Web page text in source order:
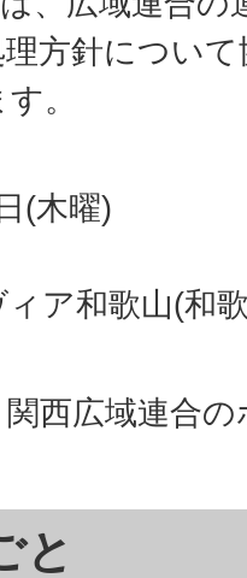
方針につい
。
(木曜)
ア和歌山(和
西広域連合
と